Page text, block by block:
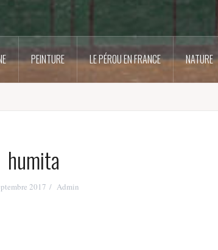
PEINTURE LE PÉROU EN FRANCE NATURE
humita
2017 Admin